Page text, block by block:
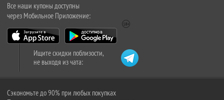
Все наши купоны доступны
через Мобильное Приложение:
Ищите скидки поблизости,
не выходя из чата:
Сэкономьте до 90% при любых покупках